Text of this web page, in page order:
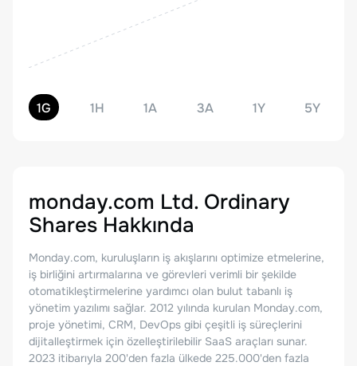
1G 1H 1A 3A 1Y 5Y
monday.com Ltd. Ordinary
Shares Hakkında
Monday.com, kuruluşların iş akışlarını optimize etmelerine,
iş birliğini artırmalarına ve görevleri verimli bir şekilde
otomatikleştirmelerine yardımcı olan bulut tabanlı iş
yönetim yazılımı sağlar. 2012 yılında kurulan Monday.com,
proje yönetimi, CRM, DevOps gibi çeşitli iş süreçlerini
dijitalleştirmek için özelleştirilebilir SaaS araçları sunar.
2023 itibarıyla 200'den fazla ülkede 225.000'den fazla